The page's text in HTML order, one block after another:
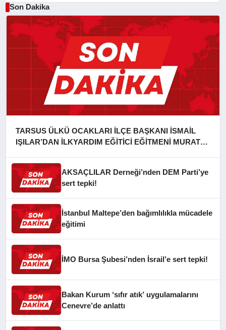
Son Dakika
TARSUS ÜLKÜ OCAKLARI İLÇE BAŞKANI İSMAİL
IŞILAR’DAN İLKYARDIM EĞİTİCİ EĞİTMENİ MURAT
AKSAÇLILAR Derneği’nden DEM Parti’ye
sert tepki!
İstanbul Maltepe’den bağımlılıkla mücadele
eğitimi
İMO Bursa Şubesi’nden İsrail’e sert tepki!
Bakan Kurum ‘sıfır atık’ uygulamalarını
Cenevre’de anlattı